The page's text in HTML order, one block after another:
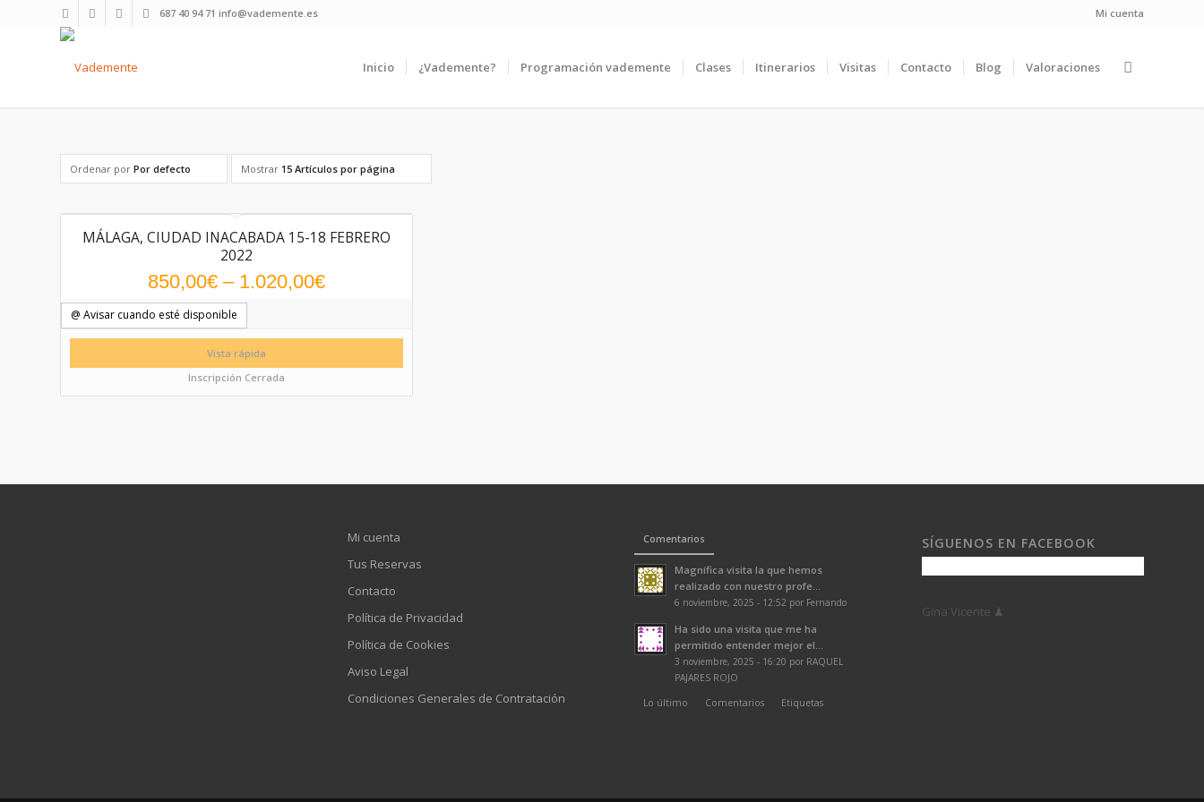
Mi cuenta
687 40 94 71 info@vademente.es
Inicio ¿Vademente? Programación vademente Clases Itinerarios Visitas Contacto Blog Valoraciones
Ordenar por Por defecto Mostrar 15 Artículos por página
5.00
MÁLAGA, CIUDAD INACABADA 15-18 FEBRERO
2022
850,00€ – 1.020,00€
@ Avisar cuando esté disponible
Vista rápida
Inscripción Cerrada
Mi cuenta
Tus Reservas
Contacto
Política de Privacidad
Política de Cookies
Aviso Legal
Condiciones Generales de Contratación
Comentarios
Magnífica visita la que hemos
realizado con nuestro profe...
6 noviembre, 2025 - 12:52 por Fernando
Ha sido una visita que me ha
permitido entender mejor el...
3 noviembre, 2025 - 16:20 por RAQUEL
PAJARES ROJO
Lo último
Comentarios Etiquetas
SÍGUENOS EN FACEBOOK
Gina Vicente ♟